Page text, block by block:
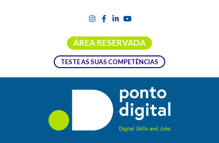
ÁREA RESERVADA
TESTE AS SUAS COMPETÊNCIAS